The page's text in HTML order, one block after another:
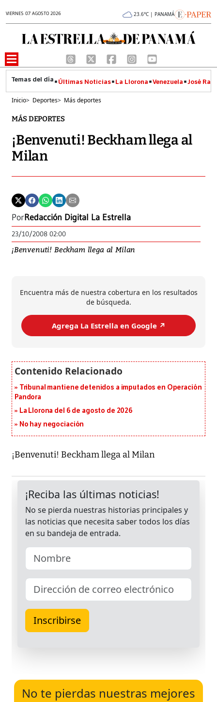
VIERNES 07 AGOSTO 2026 23.6°C | PANAMÁ
Últimas Noticias La Llorona Venezuela José
Inicio> Deportes> Más deportes
MÁS DEPORTES
¡Benvenuti! Beckham llega al
Milan
PorRedacción Digital La Estrella
23/10/2008 02:00
¡Benvenuti! Beckham llega al Milan
Encuentra más de nuestra cobertura en los resultados
de búsqueda.
Agrega La Estrella en Google ↗️
Tribunal mantiene detenidos a imputados en Operación
Pandora
La Llorona del 6 de agosto de 2026
No hay negociación
¡Benvenuti! Beckham llega al Milan
No te pierdas nuestras mejores